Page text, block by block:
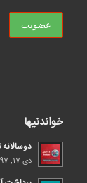
خواندنیها
دوسالانه
دی 17, 1397 - 7:41 ق.ظ